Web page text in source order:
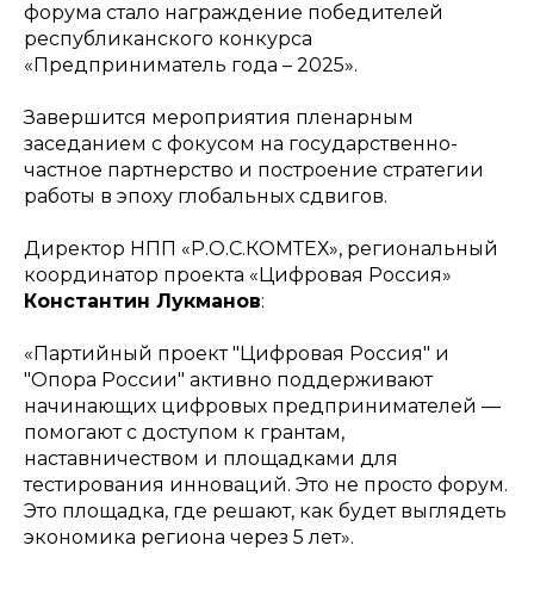
форума стало награждение победителей
республиканского конкурса
«Предприниматель года – 2025».
Завершится мероприятия пленарным
заседанием с фокусом на государственно-
частное партнерство и построение стратегии
работы в эпоху глобальных сдвигов.
Директор НПП «Р.О.С.КОМТЕХ», региональный
координатор проекта «Цифровая Россия»
Константин Лукманов:
«Партийный проект "Цифровая Россия" и
"Опора России" активно поддерживают
начинающих цифровых предпринимателей —
помогают с доступом к грантам,
наставничеством и площадками для
тестирования инноваций. Это не просто форум.
Это площадка, где решают, как будет выглядеть
экономика региона через 5 лет».